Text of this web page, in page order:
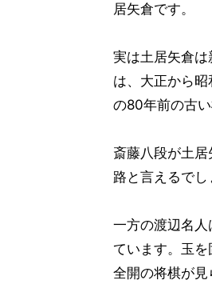
居矢倉です。
実は土居矢倉
は、大正から
の80年前の古
斎藤八段が土
路と言えるでし
一方の渡辺名
ています。玉
全開の将棋が見